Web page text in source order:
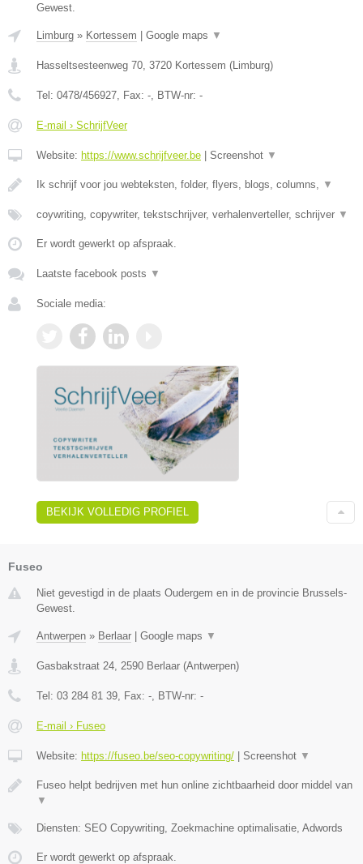
Gewest.
Limburg » Kortessem Google maps ▼
Hasseltsesteenweg 70 3720 Kortessem ( Limburg)
Tel: 0478/456927 , Fax: - , BTW-nr: -
E-mail › SchrijfVeer
Website: https://www.schrijfveer.be Screenshot ▼
Ik schrijf voor jou webteksten, folder, flyers, blogs, columns, ▼
coywriting, copywriter, tekstschrijver, verhalenverteller, schrijver ▼
Er wordt gewerkt op afspraak.
Laatste facebook posts ▼
Sociale media:
BEKIJK VOLLEDIG PROFIEL
Fuseo
Niet gevestigd in de plaats Oudergem en in de provincie Brussels-
Gewest.
Antwerpen » Berlaar Google maps ▼
Gasbakstraat 24 2590 Berlaar (Antwerpen)
Tel: 03 284 81 39 , Fax: - , BTW-nr: -
E-mail › Fuseo
Website: https://fuseo.be/seo-copywriting/ Screenshot ▼
Fuseo helpt bedrijven met hun online zichtbaarheid door middel van
▼
Diensten: SEO Copywriting, Zoekmachine optimalisatie, Adwords
Er wordt gewerkt op afspraak.